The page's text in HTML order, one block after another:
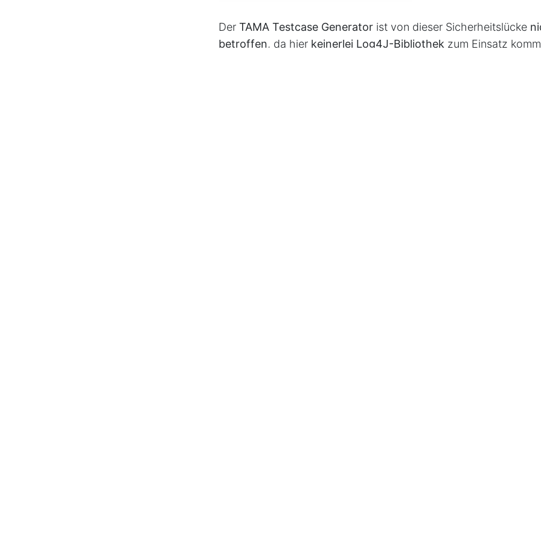
Der TAMA Testcase Generator ist von dieser Sicherheitslücke
betroffen, da hier keinerlei Log4J-Bibliothek zum Einsatz